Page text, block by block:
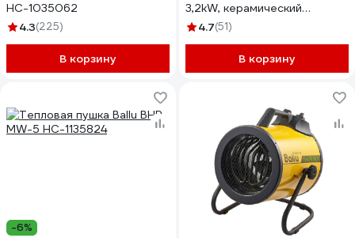
НС-1035062
4.3(225)
В корзину
3,2kW, керамический
нагревательный элемент
4.7(51)
В корзину
-6%